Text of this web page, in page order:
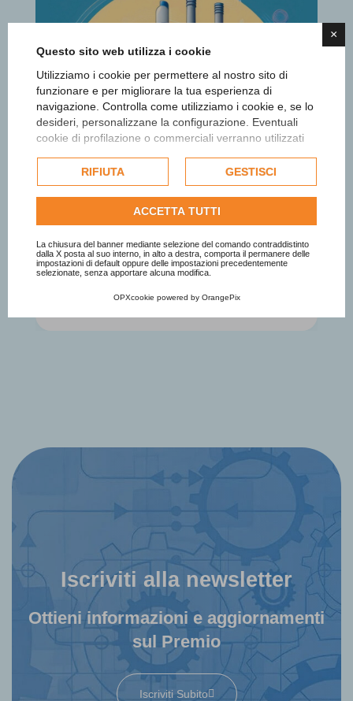
×
Questo sito web utilizza i cookie
Utilizziamo i cookie per permettere al nostro sito di
funzionare e per migliorare la tua esperienza di
navigazione. Controlla come utilizziamo i cookie e, se lo
desideri, personalizzane la configurazione. Eventuali
cookie di profilazione o commerciali verranno utilizzati
dell'utente e, se consentito, potrebbero essere utilizzati
per personalizzare gli annunci pubblicitari. Per ulteriori
informazioni su come Google utilizza i dati raccolti,
politica sulla privacy di Google
Consulta l'informativa cookie completa.
RIFIUTA GESTISCI
ACCETTA TUTTI
La chiusura del banner mediante selezione del comando contraddistinto
dalla X posta al suo interno, in alto a destra, comporta il permanere delle
impostazioni di default oppure delle impostazioni precedentemente
selezionate, senza apportare alcuna modifica.
OPXcookie powered by OrangePix
Il caso Nycolay
Iscriviti alla newsletter
Ottieni informazioni e aggiornamenti
sul Premio
Iscriviti Subito